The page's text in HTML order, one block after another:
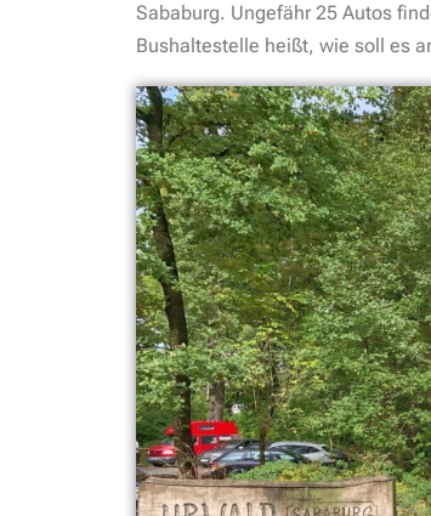
Sababurg. Ungefähr 25 Autos
Bushaltestelle heißt, wie soll es